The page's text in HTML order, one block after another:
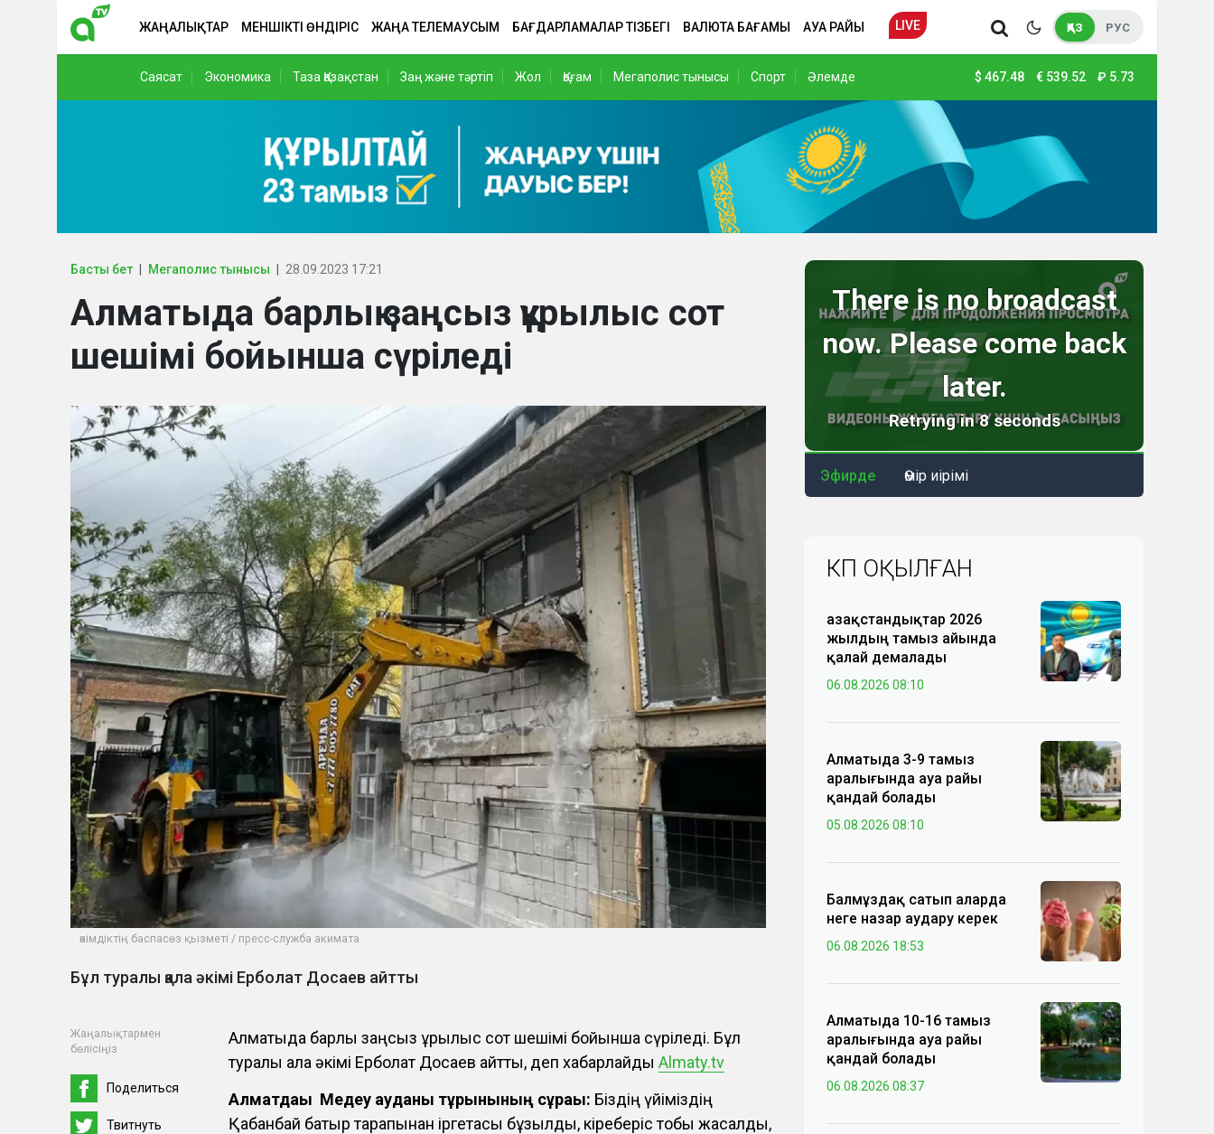
ЖАҢАЛЫҚТАР МЕНШІКТІ ӨНДІРІС ЖАҢА ТЕЛЕМАУСЫМ БАҒДАРЛАМАЛАР ТІЗБЕГІ ВАЛЮТА БАҒАМЫ АУА РАЙЫ LIVE ҚАЗ РУС
Саясат Экономика Таза Қазақстан Заң және тәртіп Жол Қоғам Мегаполис тынысы Спорт Әлемде $ 467.48 € 539.52 ₽ 5.73
Басты бет Мегаполис тынысы 28.09.2023 17:21
Алматыда барлық заңсыз құрылыс сот
шешімі бойынша сүріледі
әкімдіктің баспасөз қызметі / пресс-служба акимата
Бұл туралы қала әкімі Ерболат Досаев айтты
Жаңалықтармен
бөлісіңіз
Поделиться
Твитнуть
Алматыда барлық заңсыз құрылыс сот шешімі бойынша сүріледі. Бұл
туралы қала әкімі Ерболат Досаев айтты, деп хабарлайдыAlmaty.tv
Алматдағы Медеу ауданы тұрғынының сұрағы: Біздің үйіміздің
Қабанбай батыр тарапынан іргетасы бұзылды, кіреберіс тобы жасалды,
Эфирде Өмір иірімі
КӨП ОҚЫЛҒАН
Қазақстандықтар 2026
жылдың тамыз айында
қалай демалады
06.08.2026 08:10
Алматыда 3-9 тамыз
аралығында ауа райы
қандай болады
05.08.2026 08:10
Балмұздақ сатып аларда
неге назар аудару керек
06.08.2026 18:53
Алматыда 10-16 тамыз
аралығында ауа райы
қандай болады
06.08.2026 08:37